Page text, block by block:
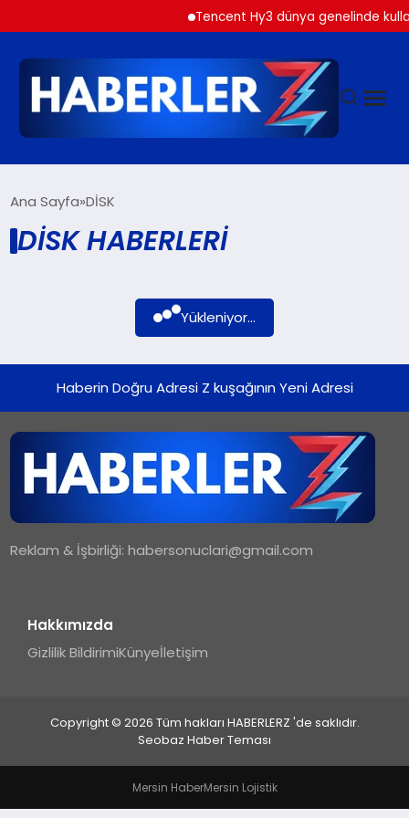
Tencent Hy3 dünya genelinde
SIYASET
SPOR
TEKNOLOJI
Ana Sayfa DİSK
DİSK HABERLERI
Yükleniyor...
Haberin Doğru Adresi Z kuşağının Yeni Adresi
Reklam & İşbirliği:habersonuclari@gmail.com
Hakkımızda
Gizlilik BildirimiKünyeİletişim
Copyright © 2026 Tüm hakları HABERLERZ 'de saklıdır.
Seobaz Haber Teması
Mersin HaberMersin Lojistik